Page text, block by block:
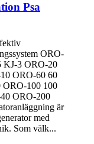
Psa
ORO-
KJ-3 ORO-20
ORO-60 60
ORO-100 100
ORO-200
är
med
Som välk...